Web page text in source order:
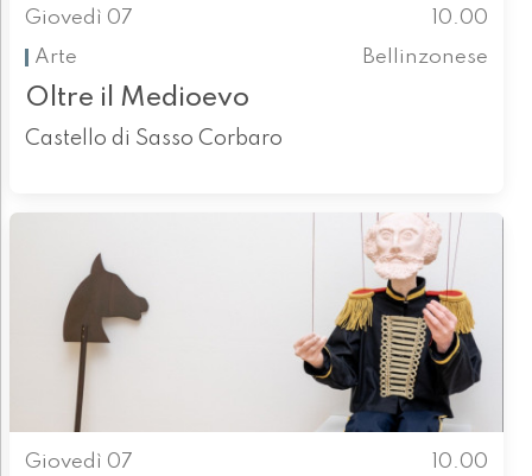
Giovedì 07
10.00
Arte
Bellinzonese
Oltre il Medioevo
Castello di Sasso Corbaro
Giovedì 07
10.00